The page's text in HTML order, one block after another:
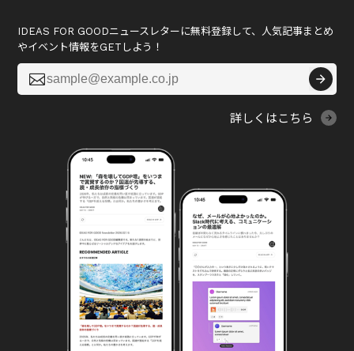
IDEAS FOR GOODニュースレターに無料登録して、人気記事まとめ
やイベント情報をGETしよう！

詳しくはこちら